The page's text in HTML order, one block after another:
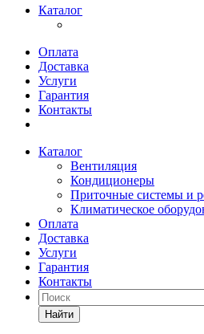
Каталог
Оплата
Доставка
Услуги
Гарантия
Контакты
Каталог
Вентиляция
Кондиционеры
Приточные системы и
Климатическое
Оплата
Доставка
Услуги
Гарантия
Контакты
Найти